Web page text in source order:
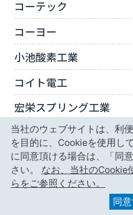
コーテック
コーヨー
小池酸素工業
コイト電工
宏栄スプリング工業
工機ホールディングスジ
弘進ゴム
神津精機
当社のウェブサイトは、利
を目的に、Cookieを使用し
に同意頂ける場合は、「同
さい。
なお、当社のCookie
らをご参照ください。
同